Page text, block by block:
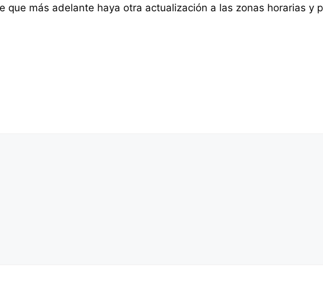
que más adelante haya otra actualización a las zonas horarias y